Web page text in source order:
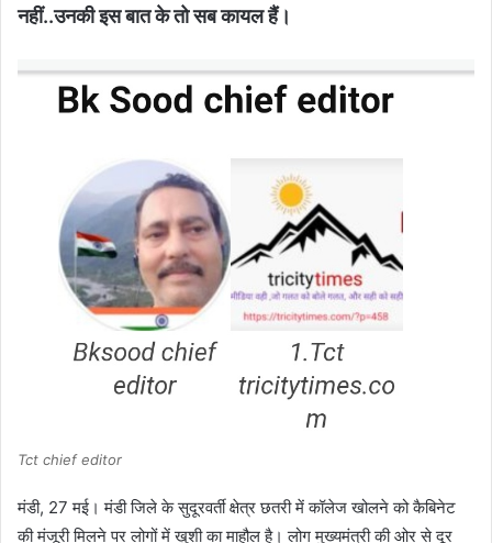
नहीं..उनकी इस बात के तो सब कायल हैं।
Tct chief editor
मंडी, 27 मई। मंडी जिले के सुदूरवर्ती क्षेत्र छतरी में कॉलेज खोलने को कैबिनेट
की मंजूरी मिलने पर लोगों में खुशी का माहौल है। लोग मुख्यमंत्री की ओर से दूर